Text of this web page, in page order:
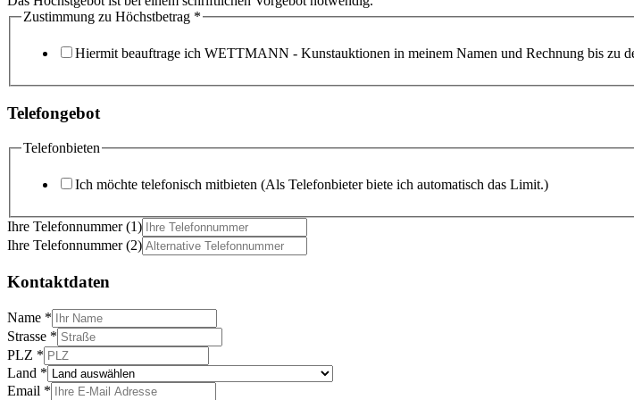
Zustimmung zu Höchstbetrag *
Hiermit beauftrage ich WETTMANN - Kunstauktionen in meinem Namen und Rechnung bis zu
Telefongebot
Telefonbieten
Ich möchte telefonisch mitbieten (Als Telefonbieter biete ich automatisch das Limit.)
Ihre Telefonnummer (1)
Ihre Telefonnummer (2)
Kontaktdaten
Name *
Strasse *
PLZ *
Land *
Email *